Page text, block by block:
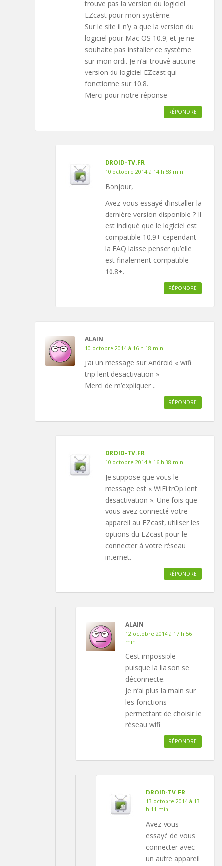
trouve pas la version du logiciel
EZcast pour mon système.
Sur le site il n’y a que la version du
logiciel pour Mac OS 10.9, et je ne
souhaite pas installer ce système
sur mon ordi. Je n’ai trouvé aucune
version du logiciel EZcast qui
fonctionne sur 10.8.
Merci pour notre réponse
RÉPONDRE
DROID-TV.FR
10 octobre 2014 à 14 h 58 min
Bonjour,
Avez-vous essayé d’installer la
dernière version disponible ? Il
est indiqué que le logiciel est
compatible 10.9+ cependant
la FAQ laisse penser qu’elle
est finalement compatible
10.8+.
RÉPONDRE
ALAIN
10 octobre 2014 à 16 h 18 min
J’ai un message sur Android « wifi
trip lent desactivation »
Merci de m’expliquer ..
RÉPONDRE
DROID-TV.FR
10 octobre 2014 à 16 h 38 min
Je suppose que vous le
message est « WiFi trOp lent
desactivation ». Une fois que
vous avez connecté votre
appareil au EZcast, utiliser les
options du EZcast pour le
connecter à votre réseau
internet.
RÉPONDRE
ALAIN
12 octobre 2014 à 17 h 56
min
Cest impossible
puisque la liaison se
déconnecte.
Je n’ai plus la main sur
les fonctions
permettant de choisir le
réseau wifi
RÉPONDRE
DROID-TV.FR
13 octobre 2014 à 13
h 11 min
Avez-vous
essayé de vous
connecter avec
un autre appareil